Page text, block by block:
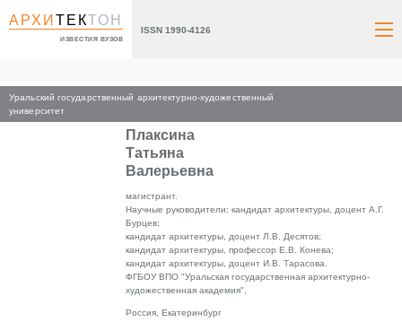
АРХИТЕКТОН
ИЗВЕСТИЯ ВУЗОВ
ISSN 1990-4126
Уральский государственный архитектурно-художественный
университет
Главная
Плаксина
Татьяна
Валерьевна
магистрант.
Научные руководители: кандидат архитектуры, доцент А.Г.
Бурцев;
кандидат архитектуры, доцент Л.В. Десятов;
кандидат архитектуры, профессор Е.В. Конева;
кандидат архитектуры, доцент И.В. Тарасова.
ФГБОУ ВПО "Уральская государственная архитектурно-
художественная академия",
Россия, Екатеринбург